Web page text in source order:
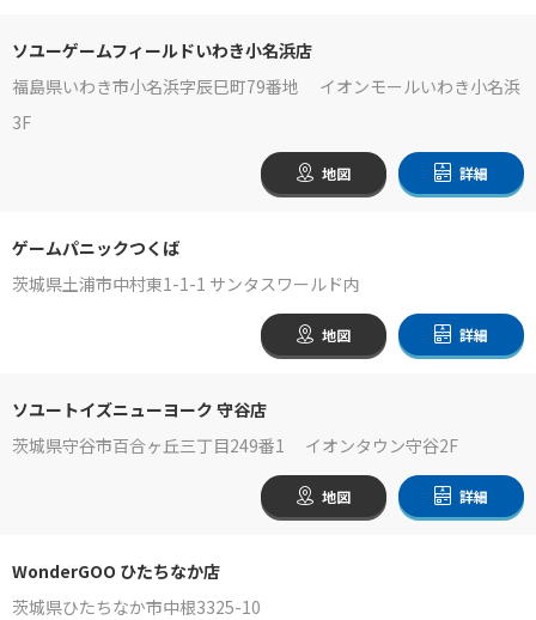
ソユーゲームフィールドいわき小名浜店
福島県いわき市小名浜字辰巳町79番地 イオンモールいわき小名浜
3F
地図 詳細
ゲームパニックつくば
茨城県土浦市中村東1-1-1 サンタスワールド内
地図 詳細
ソユートイズニューヨーク 守谷店
茨城県守谷市百合ヶ丘三丁目249番1 イオンタウン守谷2F
地図 詳細
WonderGOO ひたちなか店
茨城県ひたちなか市中根3325-10